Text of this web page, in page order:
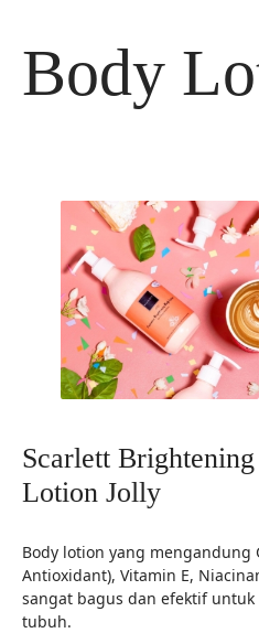
Body
Scarlett
Lotion Jolly
Body lotion yang mengandung
Antioxidant), Vitamin E,
sangat bagus dan efektif
tubuh.